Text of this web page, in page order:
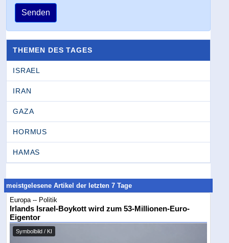
Senden
THEMEN DES TAGES
ISRAEL
IRAN
GAZA
HORMUS
HAMAS
meistgelesene Artikel der letzten 7 Tage
Europa -- Politik
Irlands Israel-Boykott wird zum 53-Millionen-Euro-
Eigentor
Symbolbild / KI